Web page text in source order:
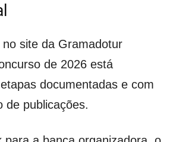
site da Gramadotur
de 2026 está
documentadas e com
de publicações.